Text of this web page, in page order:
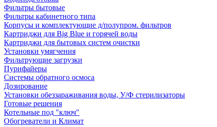
Фильтры бытовые
Фильтры кабинетного типа
Корпусы и комплектующие д/полупром. фильтров
Картриджи для Big Blue и горячей воды
Картриджи для бытовых систем очистки
Установки умягчения
Фильтрующие загрузки
Пурифайеры
Системы обратного осмоса
Дозирование
Установки обеззараживания воды, У/Ф стерилизаторы
Готовые решения
Котельные под "ключ"
Обогреватели и Климат